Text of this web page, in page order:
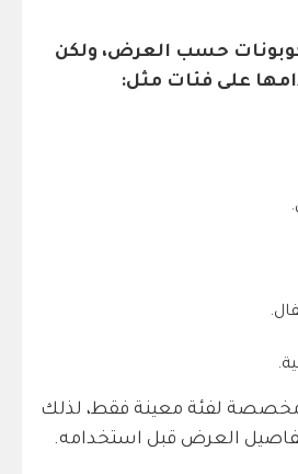
حسب العرض، ولكن
على فئات مثل:
لفئة معينة فقط، لذلك
العرض قبل استخدامه.